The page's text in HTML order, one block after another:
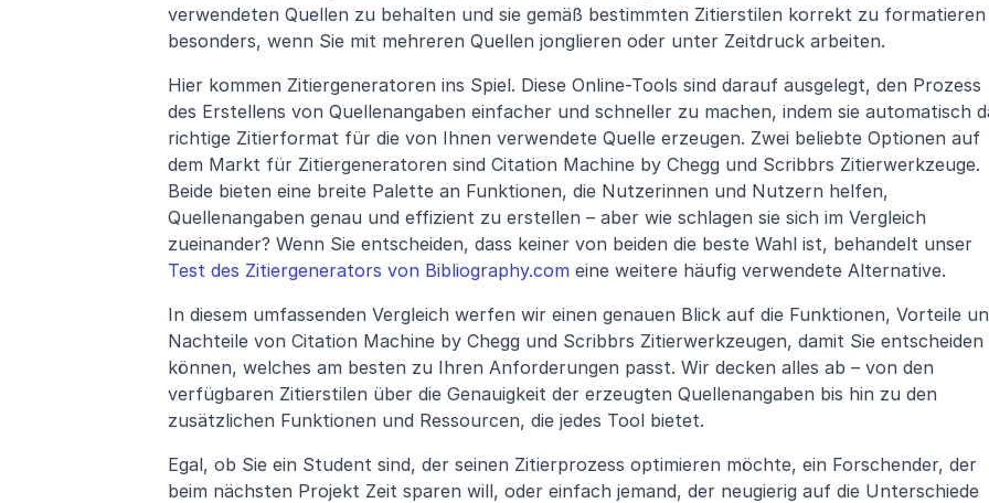
verwendeten Quellen zu behalten und sie gemäß bestimmten Zitierstilen korrekt zu formatieren
besonders, wenn Sie mit mehreren Quellen jonglieren oder unter Zeitdruck arbeiten.
Hier kommen Zitiergeneratoren ins Spiel. Diese Online-Tools sind darauf ausgelegt, den Prozess
des Erstellens von Quellenangaben einfacher und schneller zu machen, indem sie automatisch
richtige Zitierformat für die von Ihnen verwendete Quelle erzeugen. Zwei beliebte Optionen auf
dem Markt für Zitiergeneratoren sind Citation Machine by Chegg und Scribbrs Zitierwerkzeuge.
Beide bieten eine breite Palette an Funktionen, die Nutzerinnen und Nutzern helfen,
Quellenangaben genau und effizient zu erstellen – aber wie schlagen sie sich im Vergleich
Test des Zitiergenerators von Bibliography.com eine weitere häufig verwendete Alternative.
In diesem umfassenden Vergleich werfen wir einen genauen Blick auf die Funktionen, Vorteile
Nachteile von Citation Machine by Chegg und Scribbrs Zitierwerkzeugen, damit Sie entscheiden
können, welches am besten zu Ihren Anforderungen passt. Wir decken alles ab – von den
verfügbaren Zitierstilen über die Genauigkeit der erzeugten Quellenangaben bis hin zu den
zusätzlichen Funktionen und Ressourcen, die jedes Tool bietet.
Egal, ob Sie ein Student sind, der seinen Zitierprozess optimieren möchte, ein Forschender, der
beim nächsten Projekt Zeit sparen will, oder einfach jemand, der neugierig auf die Unterschiede